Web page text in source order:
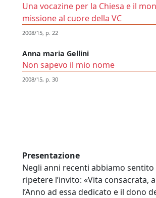
Una vocazine per la Chiesa e il
missione al cuore della VC
2008/15, p. 22
Anna maria Gellini
Non sapevo il mio nome
2008/15, p. 30
Presentazione
Negli anni recenti abbiamo sentito
ripetere l’invito: «Vita consacrata,
l’Anno ad essa dedicato e il dono